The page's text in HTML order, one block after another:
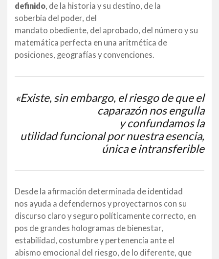
definido, de la historia y su destino, de la
soberbia del poder, del
mandato obediente, del aprobado, del número y su
matemática perfecta en una aritmética de
posiciones, geografías y convenciones.
«Existe, sin embargo, el riesgo de que el
caparazón nos engulla
y confundamos la
utilidad funcional por nuestra esencia,
única e intransferible
Desde la afirmación determinada de identidad
nos ayuda a defendernos y proyectarnos con su
discurso claro y seguro políticamente correcto, en
pos de grandes hologramas de bienestar,
estabilidad, costumbre y pertenencia ante el
abismo emocional del riesgo, de lo diferente, que